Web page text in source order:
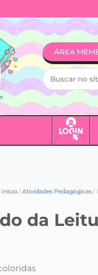
ÁREA
Início / Atividades Pedagógicas/
da